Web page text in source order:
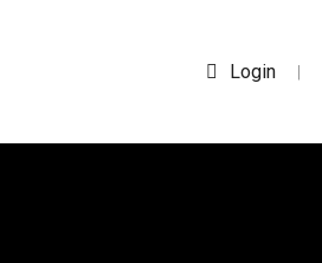
Login |